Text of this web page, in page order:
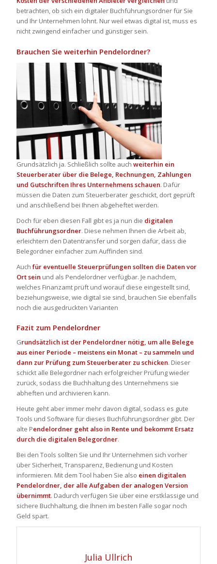
betrachten, ob sich ein digitaler Buchführungsordnerfür Sie
und Ihr Unternehmen lohnt. Nur weil etwas digital ist, muss es
nicht zwingend einfacher und günstiger sein.
Brauchen Sie weiterhin Pendelordner?
Grundsätzlich ja. Schließlich sollte auch weiterhin ein
Steuerberater über die Belege, Rechnungen, Zahlungen
und Gutschriften Ihres Unternehmens schauen. Dafür
müssen die Daten zum Steuerberater geschickt, dort geprüft
und anschließend bei Ihnen abgeheftet werden.
Doch für eben diesen Fall gibt es ja nun die digitalen
Buchführungsordner. Diese nehmen Ihnen die Arbeit ab,
erleichtern den Datentransfer und sorgen dafür, dass die
Belegordnereinfacher zum Auffinden sind.
Auch für eventuelle Steuerprüfungen sollten die Daten vor
Ort sein und als Pendelordnerverfügbar. Je nachdem,
welches Finanzamt prüft und worauf diese eingestellt sind,
beziehungsweise, wie digital sie sind, brauchen Sie ebenfalls
noch die ausgedruckten Varianten
Fazit zum Pendelordner
Grundsätzlich ist der Pendelordnernötig, um alle Belege
aus einer Periode – meistens ein Monat – zu sammeln und
dann zur Prüfung zum Steuerberaterzu schicken. Dieser
schickt alle Belegordnernach erfolgreicher Prüfung wieder
zurück, sodass die Buchhaltung des Unternehmens sie
abheften und archivieren kann.
Heute geht aber immer mehr davon digital, sodass es gute
Tools und Software für dieses Buchführungsordnergibt. Der
alte Pendelordnergeht also in Rente und bekommt Ersatz
durch die digitalen Belegordner.
Bei den Tools sollten Sie und Ihr Unternehmen sich vorher
über Sicherheit, Transparenz, Bedienung und Kosten
informieren. Mit dem Tool haben Sie also einen digitalen
Pendelordner, der alle Aufgaben der analogen Version
übernimmt. Dadurch verfügen Sie über eine erstklassige und
sichere Buchhaltung, die Ihnen im besten Falle sogar noch
Geld spart.
Julia Ullrich